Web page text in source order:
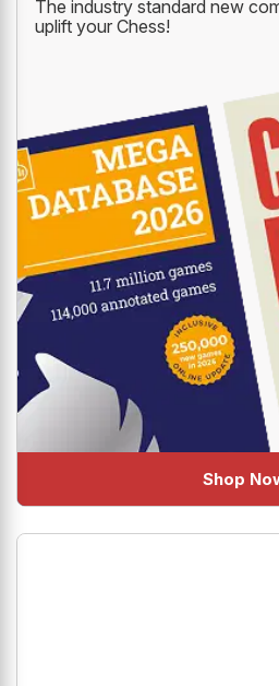
The industry standard new
uplift your Chess!
Shop